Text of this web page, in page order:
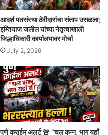
आदर्श पतसंस्था ठेवीदारांचा संताप उसळला;
इम्तियाज जलील यांच्या नेतृत्वाखाली
जिल्हाधिकारी कार्यालयावर मोर्चा
July 2, 2026
पुणे क्राईम अलर्ट 🚨 “चल कन्नू, भाग यहाँ